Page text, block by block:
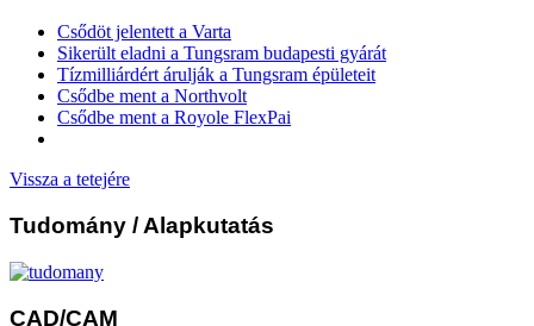
Csődöt jelentett a Varta
Sikerült eladni a Tungsram budapesti gyárát
Tízmilliárdért árulják a Tungsram épületeit
Csődbe ment a Northvolt
Csődbe ment a Royole FlexPai
Vissza a tetejére
Tudomány / Alapkutatás
CAD/CAM